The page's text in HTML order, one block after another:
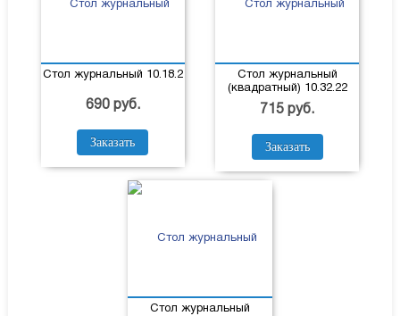
Стол журнальный 10.18.2
690 руб.
Заказать
Стол журнальный
(квадратный) 10.32.22
715 руб.
Заказать
Стол журнальный